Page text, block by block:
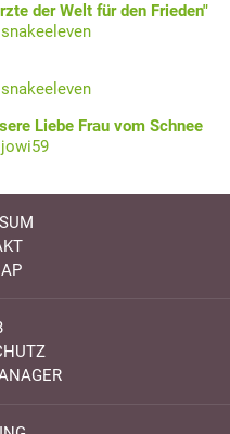
der Welt für den Frieden"
snakeeleven
snakeeleven
Liebe Frau vom Schnee
jowi59